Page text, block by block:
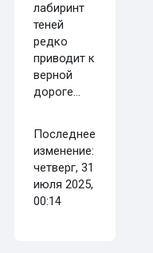
лабиринт
теней
редко
приводит к
верной
дороге…
Последнее
изменение:
четверг, 31
июля 2025,
00:14